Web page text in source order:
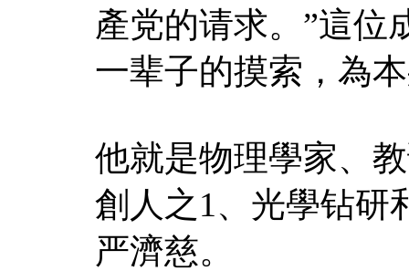
產党的请求。”這位
一辈子的摸索，為
他就是物理學家、
創人之1、光學钻
严濟慈。